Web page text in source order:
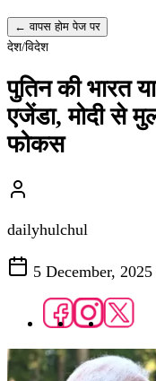
← वापस होम पेज पर
देश/विदेश
पुतिन की भारत
एजेंडा, मोदी से
फोकस
dailyhulchul
5 December, 2025